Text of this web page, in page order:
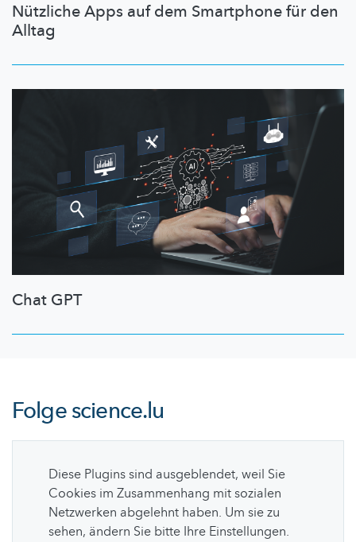
Nützliche Apps auf dem Smartphone für den
Alltag
Chat GPT
Folgescience.lu
Diese Plugins sind ausgeblendet, weil Sie
Cookies im Zusammenhang mit sozialen
Netzwerken abgelehnt haben. Um sie zu
sehen, ändern Sie bitte Ihre Einstellungen.